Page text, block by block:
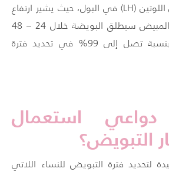
(
LH) في البول، حيث يشير ارتفاع
هذا الهرمون إلى أن المبيض سيطلق البويضة خلال 24 – 48
ساعة، وهي فعالة بنسبة تصل إلى 99% في تحديد فترة
استعمال
التبويض؟
لتحديد فترة التبويض للنساء اللاتي